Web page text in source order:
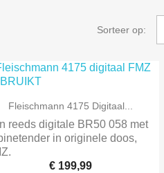
Sorteer op:
 Snel bekijken
Fleischmann 4175 Digitaal...
reeds digitale BR50 058 met
in originele doos,
€ 199,99